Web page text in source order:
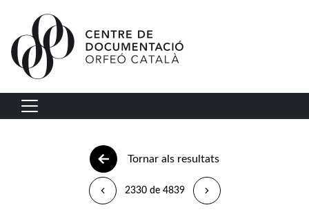
Vés al contingut
Navegació principal
Tornar als resultats
2330 de 4839